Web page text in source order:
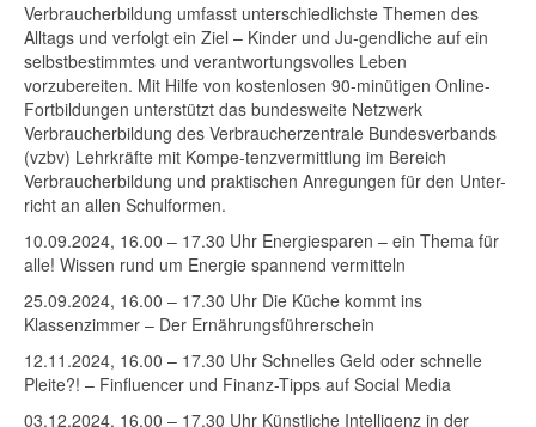
Verbraucherbildung umfasst unterschiedlichste Themen des
Alltags und verfolgt ein Ziel – Kinder und Ju-gendliche auf ein
selbstbestimmtes und verantwortungsvolles Leben
vorzubereiten. Mit Hilfe von kostenlosen 90-minütigen Online-
Fortbildungen unterstützt das bundesweite Netzwerk
Verbraucherbildung des Verbraucherzentrale Bundesverbands
(vzbv) Lehrkräfte mit Kompe-tenzvermittlung im Bereich
Verbraucherbildung und praktischen Anregungen für den Unter-
richt an allen Schulformen.
10.09.2024, 16.00 – 17.30 Uhr Energiesparen – ein Thema für
alle! Wissen rund um Energie spannend vermitteln
25.09.2024, 16.00 – 17.30 Uhr Die Küche kommt ins
Klassenzimmer – Der Ernährungsführerschein
12.11.2024, 16.00 – 17.30 Uhr Schnelles Geld oder schnelle
Pleite?! – Finfluencer und Finanz-Tipps auf Social Media
03.12.2024, 16.00 – 17.30 Uhr Künstliche Intelligenz in der